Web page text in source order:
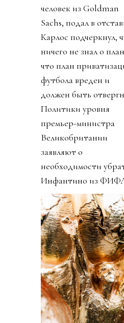
человек из Goldman
Sachs, подал в
Карлос подчеркнул,
ничего не знал о
что план
футбола вреден и
должен быть
Политики уровня
премьер-министра
Великобритании
заявляют о
необходимости
Инфантино из